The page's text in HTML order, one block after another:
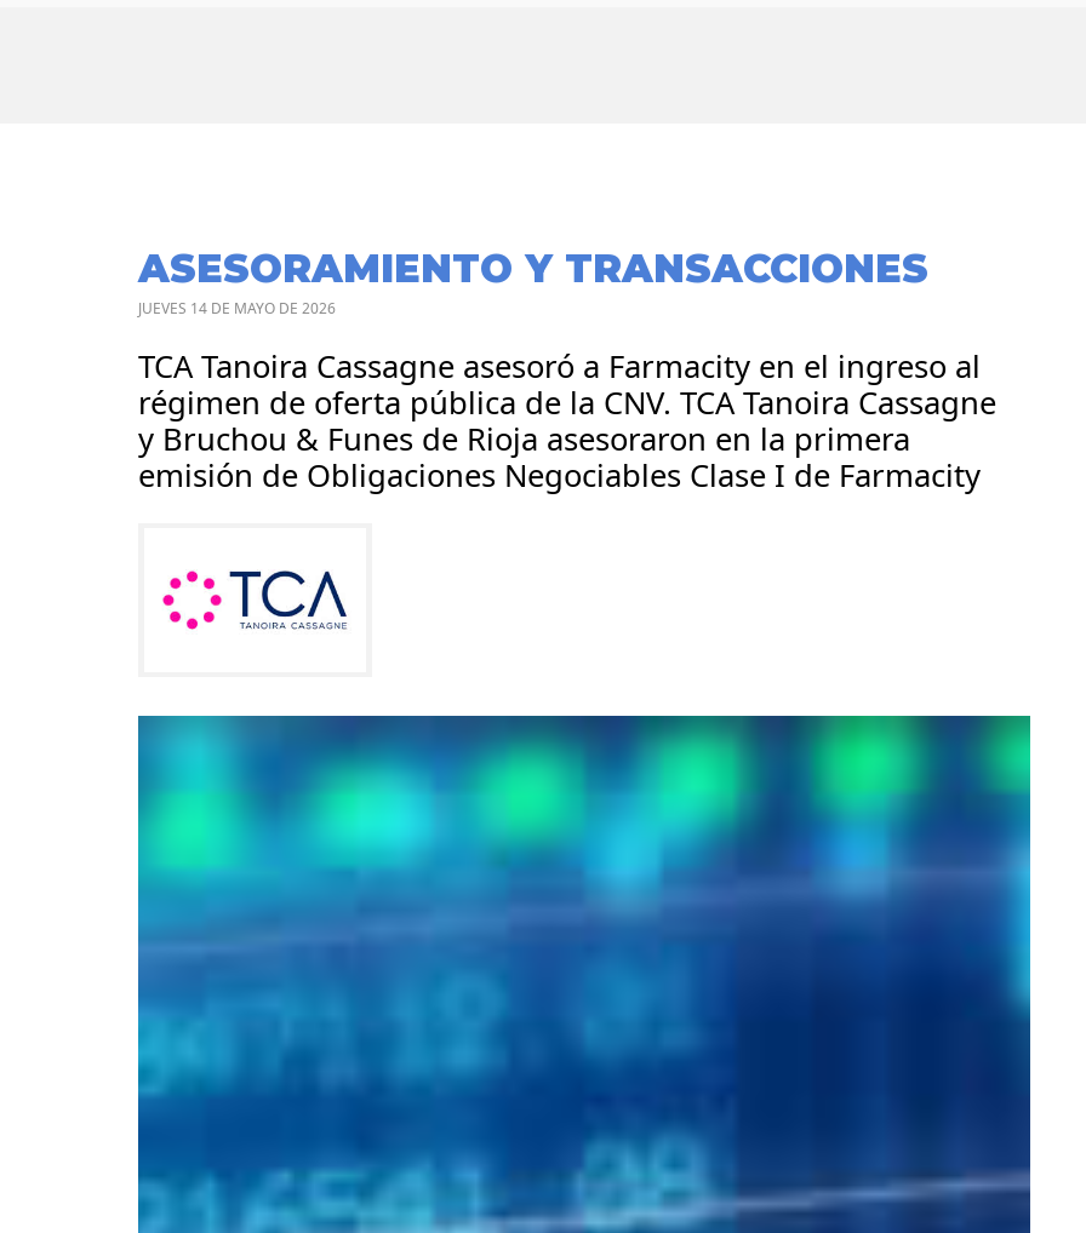
ASESORAMIENTO Y TRANSACCIONES
JUEVES 14 DE MAYO DE 2026
TCA Tanoira Cassagne asesoró a Farmacity en el ingreso al
régimen de oferta pública de la CNV. TCA Tanoira Cassagne
y Bruchou & Funes de Rioja asesoraron en la primera
emisión de Obligaciones Negociables Clase I de Farmacity